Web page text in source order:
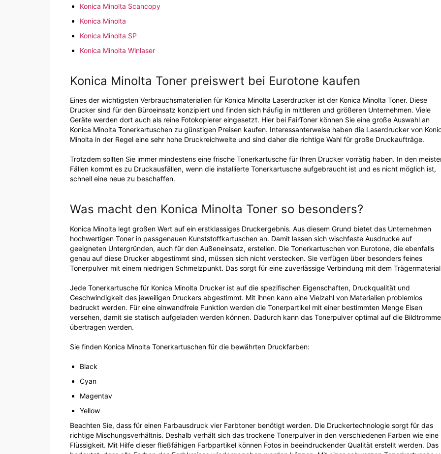
Konica Minolta Scancopy
Konica Minolta
Konica Minolta SP
Konica Minolta Winlaser
Konica Minolta Toner preiswert bei Eurotone kaufen
Eines der wichtigsten Verbrauchsmaterialien für Konica Minolta Laserdrucker ist der Konica Minolta Toner. Diese
Drucker sind für den Büroeinsatz konzipiert und finden sich häufig in mittleren und größeren Unternehmen. Viele
Geräte werden dort auch als reine Fotokopierer eingesetzt. Hier bei FairToner können Sie eine große Auswahl an
Konica Minolta Tonerkartuschen zu günstigen Preisen kaufen. Interessanterweise haben die Laserdrucker von
Minolta in der Regel eine sehr hohe Druckreichweite und sind daher die richtige Wahl für große Druckaufträge.
Trotzdem sollten Sie immer mindestens eine frische Tonerkartusche für Ihren Drucker vorrätig haben. In den
Fällen kommt es zu Druckausfällen, wenn die installierte Tonerkartusche aufgebraucht ist und es nicht möglich ist,
schnell eine neue zu beschaffen.
Was macht den Konica Minolta Toner so besonders?
Konica Minolta legt großen Wert auf ein erstklassiges Druckergebnis. Aus diesem Grund bietet das Unternehmen
hochwertigen Toner in passgenauen Kunststoffkartuschen an. Damit lassen sich wischfeste Ausdrucke auf
geeigneten Untergründen, auch für den Außeneinsatz, erstellen. Die Tonerkartuschen von Eurotone, die ebenfalls
genau auf diese Drucker abgestimmt sind, müssen sich nicht verstecken. Sie verfügen über besonders feines
Tonerpulver mit einem niedrigen Schmelzpunkt. Das sorgt für eine zuverlässige Verbindung mit dem
Jede Tonerkartusche für Konica Minolta Drucker ist auf die spezifischen Eigenschaften, Druckqualität und
Geschwindigkeit des jeweiligen Druckers abgestimmt. Mit ihnen kann eine Vielzahl von Materialien problemlos
bedruckt werden. Für eine einwandfreie Funktion werden die Tonerpartikel mit einer bestimmten Menge Eisen
versehen, damit sie statisch aufgeladen werden können. Dadurch kann das Tonerpulver optimal auf die
übertragen werden.
Sie finden Konica Minolta Tonerkartuschen für die bewährten Druckfarben:
Black
Cyan
Magentav
Yellow
Beachten Sie, dass für einen Farbausdruck vier Farbtoner benötigt werden. Die Druckertechnologie sorgt für das
richtige Mischungsverhältnis. Deshalb verhält sich das trockene Tonerpulver in den verschiedenen Farben wie eine
Flüssigkeit. Mit Hilfe dieser fließfähigen Farbpartikel können Fotos in beeindruckender Qualität erstellt werden. Das